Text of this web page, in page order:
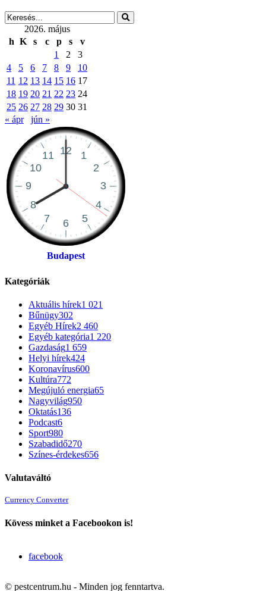
2026. május
h K s c p s
v
1
2
3
4
5 6 7 8 9
10
11 12 13 14 15 16 17
18 19 20 21 22 23 24
25 26 27 28 29 30 31
« ápr
jún »
Budapest
Kategóriák
Aktuális hírek1 021
Bűnügy302
Egyéb Hírek2 460
Egyéb kategória1 220
Gazdaság1 659
Helyi hírek424
Koronavírus600
Kultúra772
Megújuló energia65
Nagyvilág950
Oktatás136
Podcast6
Sport980
Szabadidő270
Színes-érdekes656
Valutaváltó
Currency Converter
Kövess minket a Facebookon is!
facebook
© pestcentrum.hu - Minden jog fenntartva.